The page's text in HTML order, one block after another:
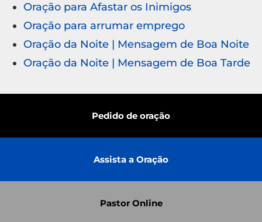
Oração para Afastar os Inimigos
Oração para arrumar emprego
Oração da Noite | Mensagem de Boa Noite
Oração da Noite | Mensagem de Boa Tarde
Pedido de oração
Assista a Oração
Pastor Online